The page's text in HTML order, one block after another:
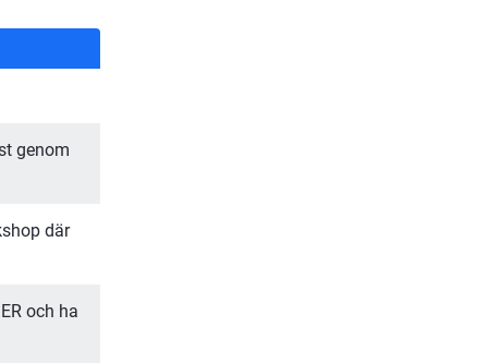
genom
där
och ha